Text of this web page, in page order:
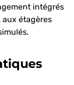
intégrés
aux étagères